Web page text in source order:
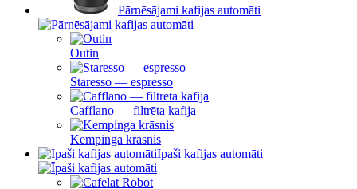
Pārnēsājami kafijas automāti
Outin
Staresso — espresso
Cafflano — filtrēta kafija
Kempinga krāsnis
Īpaši kafijas automāti